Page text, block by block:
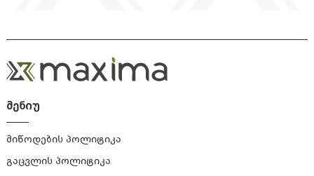
მენიუ
მიწოდების პოლიტიკა
გაცვლის პოლიტიკა